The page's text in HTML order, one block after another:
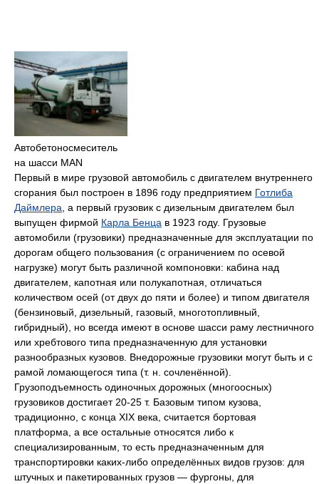
Автобетоносмеситель
на шасси MAN
Первый в мире грузовой автомобиль с двигателем внутреннего
сгорания был построен в 1896 году предприятием Готлиба
Даймлера , а первый грузовик с дизельным двигателем был
выпущен фирмой Карла Бенца в 1923 году. Грузовые
автомобили (грузовики) предназначенные для эксплуатации по
дорогам общего пользования (с ограничением по осевой
нагрузке) могут быть различной компоновки: кабина над
двигателем, капотная или полукапотная, отличаться
количеством осей (от двух до пяти и более) и типом двигателя
(бензиновый, дизельный, газовый, многотопливный,
гибридный), но всегда имеют в основе шасси раму лестничного
или хребтового типа предназначенную для установки
разнообразных кузовов. Внедорожные грузовики могут быть и с
рамой ломающегося типа (т. н. сочленённой).
Грузоподъемность одиночных дорожных (многоосных)
грузовиков достигает 20-25 т. Базовым типом кузова,
традиционно, с конца XIX века, считается бортовая
платформа, а все остальные относятся либо к
специализированным, то есть предназначенным для
транспортировки каких-либо определённых видов грузов: для
штучных и пакетированных грузов — фургоны, для